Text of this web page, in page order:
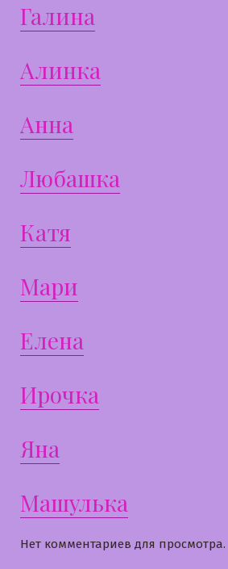
Галина
Алинка
Анна
Любашка
Катя
Мари
Елена
Ирочка
Яна
Машулька
Нет комментариев для просмотра.